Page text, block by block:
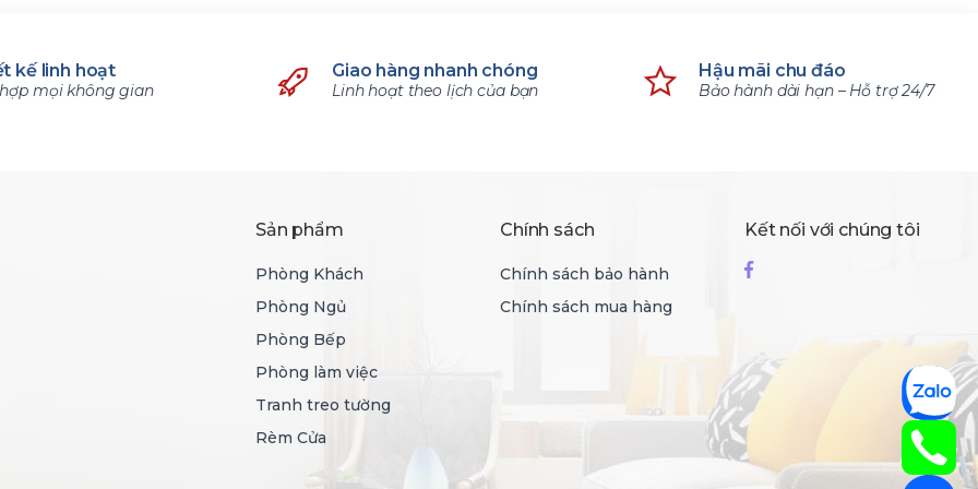
kế linh hoạt
mọi không gian
Giao hàng nhanh chóng
Linh hoạt theo lịch của bạn
Hậu mãi chu đáo
Bảo hành dài hạn – Hỗ trợ 24/7
Sản phẩm
Phòng Khách
Phòng Ngủ
Phòng Bếp
Phòng làm việc
Tranh treo tường
Rèm Cửa
Chính sách
Chính sách bảo hành
Chính sách mua hàng
Kết nối với chúng tôi